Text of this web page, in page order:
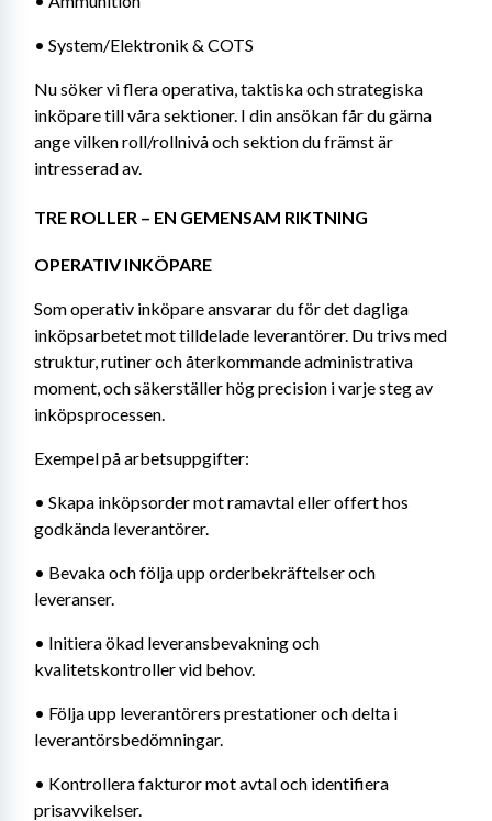
• System/Elektronik & COTS
Nu söker vi flera operativa, taktiska och strategiska
inköpare till våra sektioner. I din ansökan får du gärna
ange vilken roll/rollnivå och sektion du främst är
intresserad av.
TRE ROLLER – EN GEMENSAM RIKTNING
OPERATIV INKÖPARE
Som operativ inköpare ansvarar du för det dagliga
inköpsarbetet mot tilldelade leverantörer. Du trivs med
struktur, rutiner och återkommande administrativa
moment, och säkerställer hög precision i varje steg av
inköpsprocessen.
Exempel på arbetsuppgifter:
• Skapa inköpsorder mot ramavtal eller offert hos
godkända leverantörer.
• Bevaka och följa upp orderbekräftelser och
leveranser.
• Initiera ökad leveransbevakning och
kvalitetskontroller vid behov.
• Följa upp leverantörers prestationer och delta i
leverantörsbedömningar.
• Kontrollera fakturor mot avtal och identifiera
prisavvikelser.